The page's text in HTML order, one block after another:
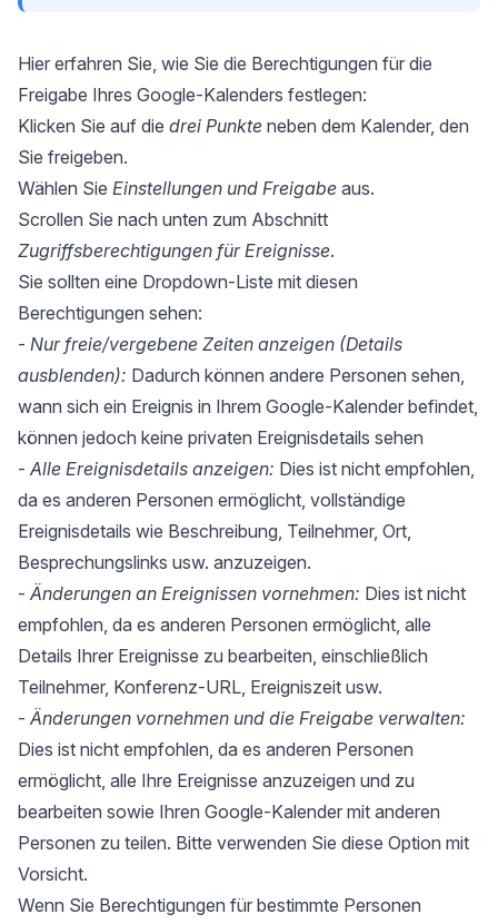
Hier erfahren Sie, wie Sie die Berechtigungen für die
Freigabe Ihres Google-Kalenders festlegen:
Klicken Sie auf die drei Punkte neben dem Kalender, den
Sie freigeben.
Wählen Sie Einstellungen und Freigabe aus.
Scrollen Sie nach unten zum Abschnitt
Zugriffsberechtigungen für Ereignisse.
Sie sollten eine Dropdown-Liste mit diesen
Berechtigungen sehen:
- Nur freie/vergebene Zeiten anzeigen (Details
ausblenden): Dadurch können andere Personen sehen,
wann sich ein Ereignis in Ihrem Google-Kalender befindet,
können jedoch keine privaten Ereignisdetails sehen
- Alle Ereignisdetails anzeigen: Dies ist nicht empfohlen,
da es anderen Personen ermöglicht, vollständige
Ereignisdetails wie Beschreibung, Teilnehmer, Ort,
Besprechungslinks usw. anzuzeigen.
- Änderungen an Ereignissen vornehmen: Dies ist nicht
empfohlen, da es anderen Personen ermöglicht, alle
Details Ihrer Ereignisse zu bearbeiten, einschließlich
Teilnehmer, Konferenz-URL, Ereigniszeit usw.
- Änderungen vornehmen und die Freigabe verwalten:
Dies ist nicht empfohlen, da es anderen Personen
ermöglicht, alle Ihre Ereignisse anzuzeigen und zu
bearbeiten sowie Ihren Google-Kalender mit anderen
Personen zu teilen. Bitte verwenden Sie diese Option mit
Vorsicht.
Wenn Sie Berechtigungen für bestimmte Personen